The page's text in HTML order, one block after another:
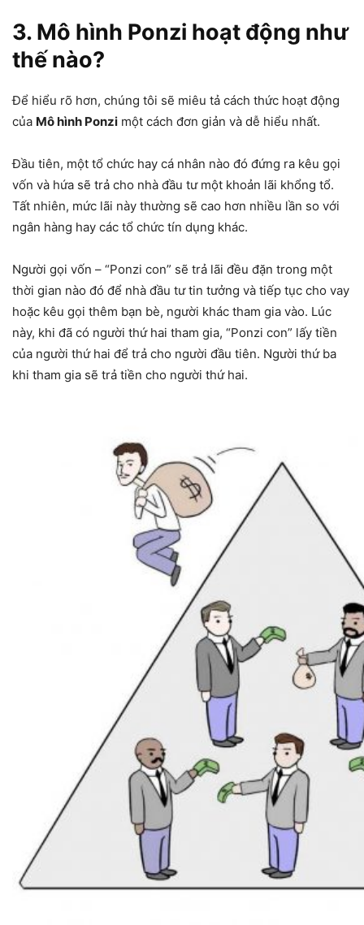
3. Mô hình Ponzi hoạt động như
thế nào?
Để hiểu rõ hơn, chúng tôi sẽ miêu tả cách thức hoạt động
của Mô hình Ponzi một cách đơn giản và dễ hiểu nhất.
Đầu tiên, một tổ chức hay cá nhân nào đó đứng ra kêu gọi
vốn và hứa sẽ trả cho nhà đầu tư một khoản lãi khổng tổ.
Tất nhiên, mức lãi này thường sẽ cao hơn nhiều lần so với
ngân hàng hay các tổ chức tín dụng khác.
Người gọi vốn – “Ponzi con” sẽ trả lãi đều đặn trong một
thời gian nào đó để nhà đầu tư tin tưởng và tiếp tục cho vay
hoặc kêu gọi thêm bạn bè, người khác tham gia vào. Lúc
này, khi đã có người thứ hai tham gia, “Ponzi con” lấy tiền
của người thứ hai để trả cho người đầu tiên. Người thứ ba
khi tham gia sẽ trả tiền cho người thứ hai.